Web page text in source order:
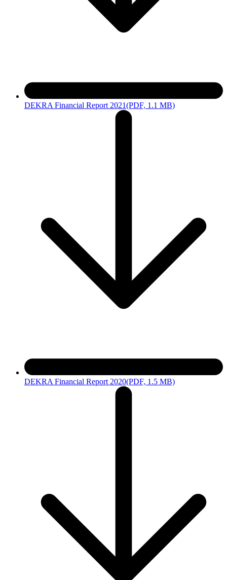
DEKRA Financial Report 2021(PDF, 1.1 MB)
DEKRA Financial Report 2020(PDF, 1.5 MB)